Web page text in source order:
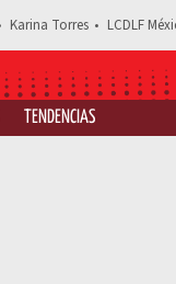
Karina Torres LCDLF
TENDENCIAS